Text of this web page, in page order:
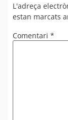
L'adreça
estan marcats
Comentari *